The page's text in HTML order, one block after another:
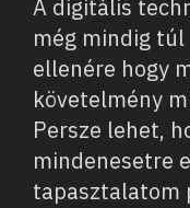
A digitális
még mindig
ellenére hogy
követelmény
Persze lehet,
mindenesetre
tapasztalatom